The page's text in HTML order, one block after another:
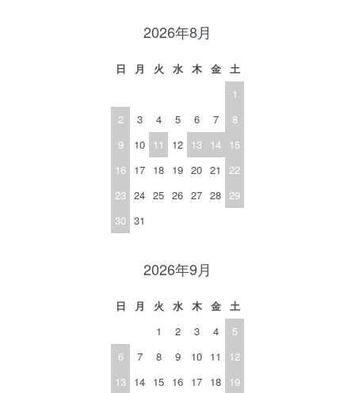
2026年8月
日 月 火 水 木 金
土
1
2
3 4 5 6 7
8
9
10 11 12 13 14
15
16 17 18 19 20 21
22
23 24 25 26 27 28 29
30 31
2026年9月
日 月 火 水 木 金
土
1
2 3 4
5
6
7 8 9 10 11
12
13
14 15 16 17 18
19